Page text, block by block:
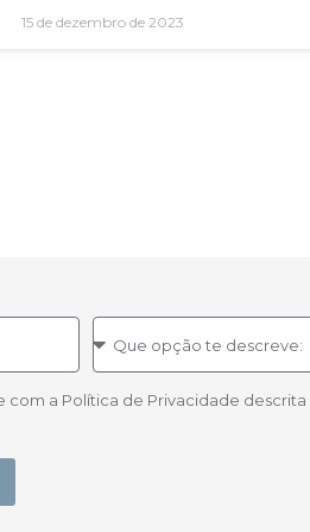
15 de dezembro de 2023
com a Política de Privacidade descrita